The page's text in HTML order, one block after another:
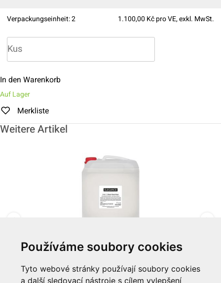
Používáme soubory cookies
Tyto webové stránky používají soubory cookies
a další sledovací nástroje s cílem vylepšení
Verpackungseinheit:2 1.100,00 Kč pro VE, exkl. MwSt.
In den Warenkorb
Auf Lager
Merkliste
Weitere Artikel